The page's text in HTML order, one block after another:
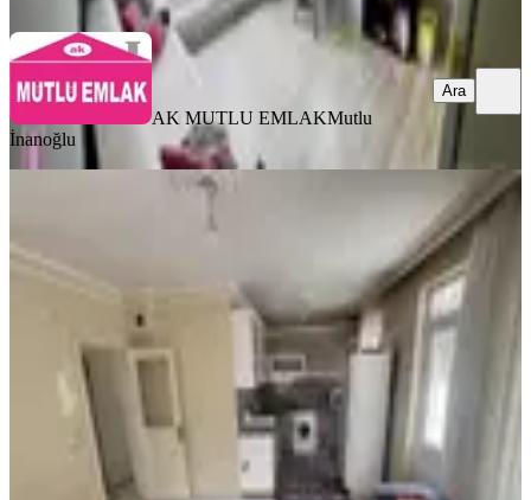
AK MUTLU EMLAKMutlu
İnanoğlu
Ara
A K Mutludan Depozitosuz Kültürde
Eşyalı Giriş Kat 2+1 Daire
80 m²·Düz Giriş (Zemin) 08.08.2026
20.000 ₺
AK MUTLU EMLAK Mutlu İnanoğlu